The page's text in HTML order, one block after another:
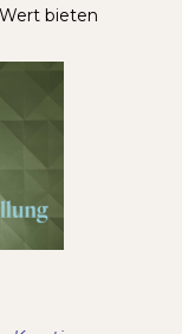
bieten